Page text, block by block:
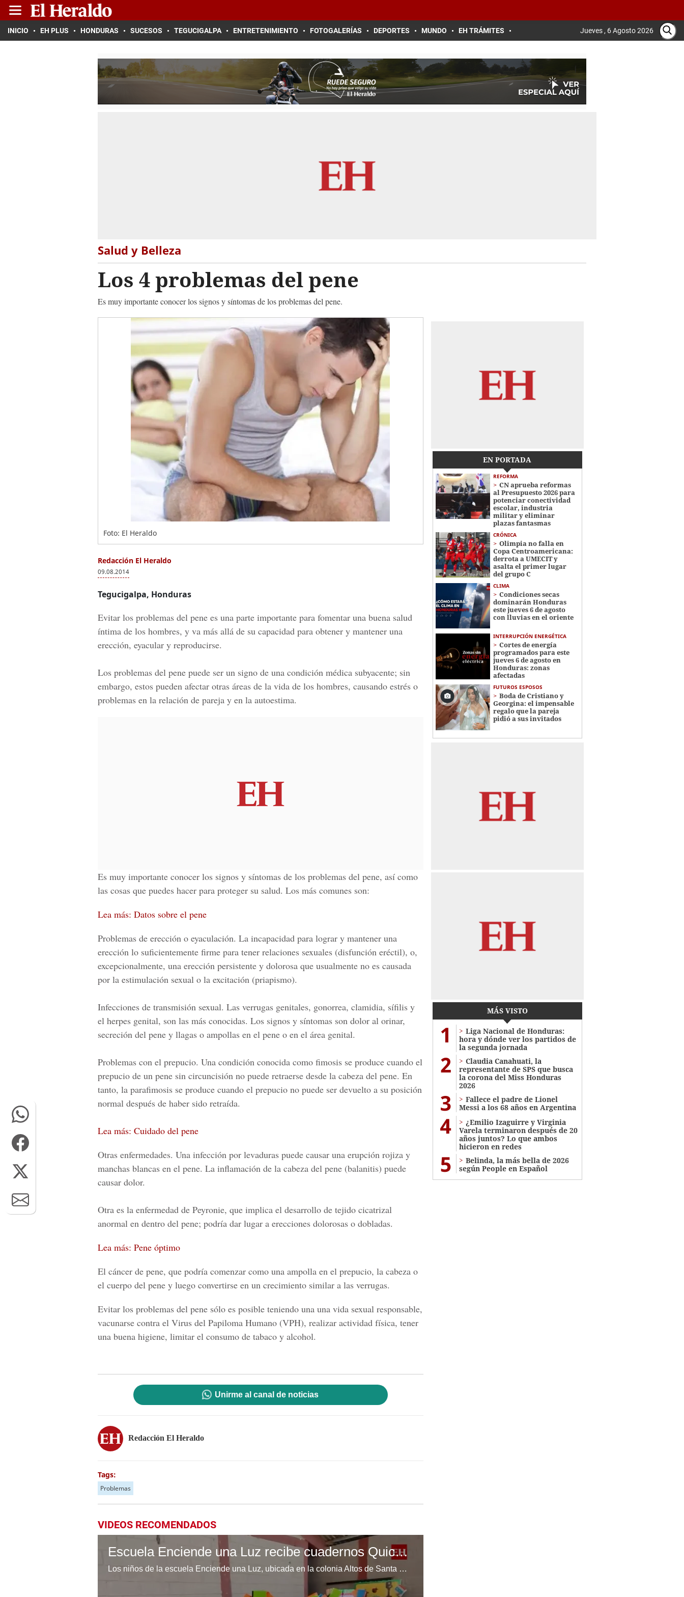
INICIO EH PLUS HONDURAS SUCESOS TEGUCIGALPA ENTRETENIMIENTO FOTOGALERÍAS DEPORTES MUNDO EH TRÁMITES Jueves , 6 Agosto 2026
Salud y Belleza
Los 4 problemas del pene
Es muy importante conocer los signos y síntomas de los problemas del pene.
Foto: El Heraldo
Redacción El Heraldo
09.08.2014
Tegucigalpa, Honduras
Evitar los problemas del pene es una parte importante para fomentar una buena salud
íntima de los hombres, y va más allá de su capacidad para obtener y mantener una
erección, eyacular y reproducirse.
Los problemas del pene puede ser un signo de una condición médica subyacente; sin
embargo, estos pueden afectar otras áreas de la vida de los hombres, causando estrés o
problemas en la relación de pareja y en la autoestima.
Es muy importante conocer los signos y síntomas de los problemas del pene, así como
las cosas que puedes hacer para proteger su salud. Los más comunes son:
Lea más: Datos sobre el pene
Problemas de erección o eyaculación. La incapacidad para lograr y mantener una
erección lo suficientemente firme para tener relaciones sexuales (disfunción eréctil), o,
excepcionalmente, una erección persistente y dolorosa que usualmente no es causada
por la estimulación sexual o la excitación (priapismo).
Infecciones de transmisión sexual. Las verrugas genitales, gonorrea, clamidia, sífilis y
el herpes genital, son las más conocidas. Los signos y síntomas son dolor al orinar,
secreción del pene y llagas o ampollas en el pene o en el área genital.
Problemas con el prepucio. Una condición conocida como fimosis se produce cuando el
prepucio de un pene sin circuncisión no puede retraerse desde la cabeza del pene. En
tanto, la parafimosis se produce cuando el prepucio no puede ser devuelto a su posición
normal después de haber sido retraída.
Lea más: Cuidado del pene
Otras enfermedades. Una infección por levaduras puede causar una erupción rojiza y
manchas blancas en el pene. La inflamación de la cabeza del pene (balanitis) puede
causar dolor.
Otra es la enfermedad de Peyronie, que implica el desarrollo de tejido cicatrizal
anormal en dentro del pene; podría dar lugar a erecciones dolorosas o dobladas.
Lea más: Pene óptimo
El cáncer de pene, que podría comenzar como una ampolla en el prepucio, la cabeza o
el cuerpo del pene y luego convertirse en un crecimiento similar a las verrugas.
Evitar los problemas del pene sólo es posible teniendo una una vida sexual responsable,
vacunarse contra el Virus del Papiloma Humano (VPH), realizar actividad física, tener
una buena higiene, limitar el consumo de tabaco y alcohol.
Unirme al canal de noticias
Redacción El Heraldo
Tags:
Problemas
VIDEOS RECOMENDADOS
Escuela Enciende una Luz recibe cuadernos Quick, gracias a la Maratón del Saber
Los niños de la escuela Enciende una Luz, ubicada en la colonia Altos de Santa Rosa, al sur de Tegucigalpa, recibieron cuadernos Quick como parte de la Campaña Maratón del Saber.
EN PORTADA
REFORMA
CN aprueba reformas
al Presupuesto 2026 para
potenciar conectividad
escolar, industria
militar y eliminar
plazas fantasmas
CRÓNICA
Olimpia no falla en
Copa Centroamericana:
derrota a UMECIT y
asalta el primer lugar
del grupo C
CLIMA
Condiciones secas
dominarán Honduras
este jueves 6 de agosto
con lluvias en el oriente
INTERRUPCIÓN ENERGÉTICA
Cortes de energía
programados para este
jueves 6 de agosto en
Honduras: zonas
afectadas
FUTUROS ESPOSOS
Boda de Cristiano y
Georgina: el impensable
regalo que la pareja
pidió a sus invitados
MÁS VISTO
1
Liga Nacional de Honduras:
hora y dónde ver los partidos de
la segunda jornada
2
Claudia Canahuati, la
representante de SPS que busca
la corona del Miss Honduras
2026
3
Fallece el padre de Lionel
Messi a los 68 años en Argentina
4
¿Emilio Izaguirre y Virginia
Varela terminaron después de 20
años juntos? Lo que ambos
hicieron en redes
5
Belinda, la más bella de 2026
según People en Español